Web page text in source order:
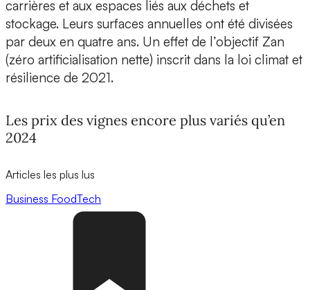
carrières et aux espaces liés aux déchets et
stockage. Leurs surfaces annuelles ont été divisées
par deux en quatre ans. Un effet de l’objectif Zan
(zéro artificialisation nette) inscrit dans la loi climat et
résilience de 2021.
Les prix des vignes encore plus variés qu’en
2024
Articles les plus lus
Business FoodTech